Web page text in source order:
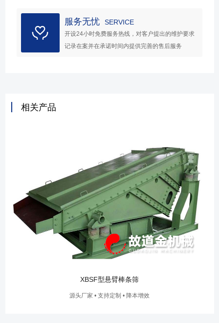
服务无忧 SERVICE
开设24小时免费服务热线，对客户提出的维护要求
记录在案并在承诺时间内提供完善的售后服务
相关产品
XBSF型悬臂棒条筛
源头厂家 • 支持定制 • 降本增效